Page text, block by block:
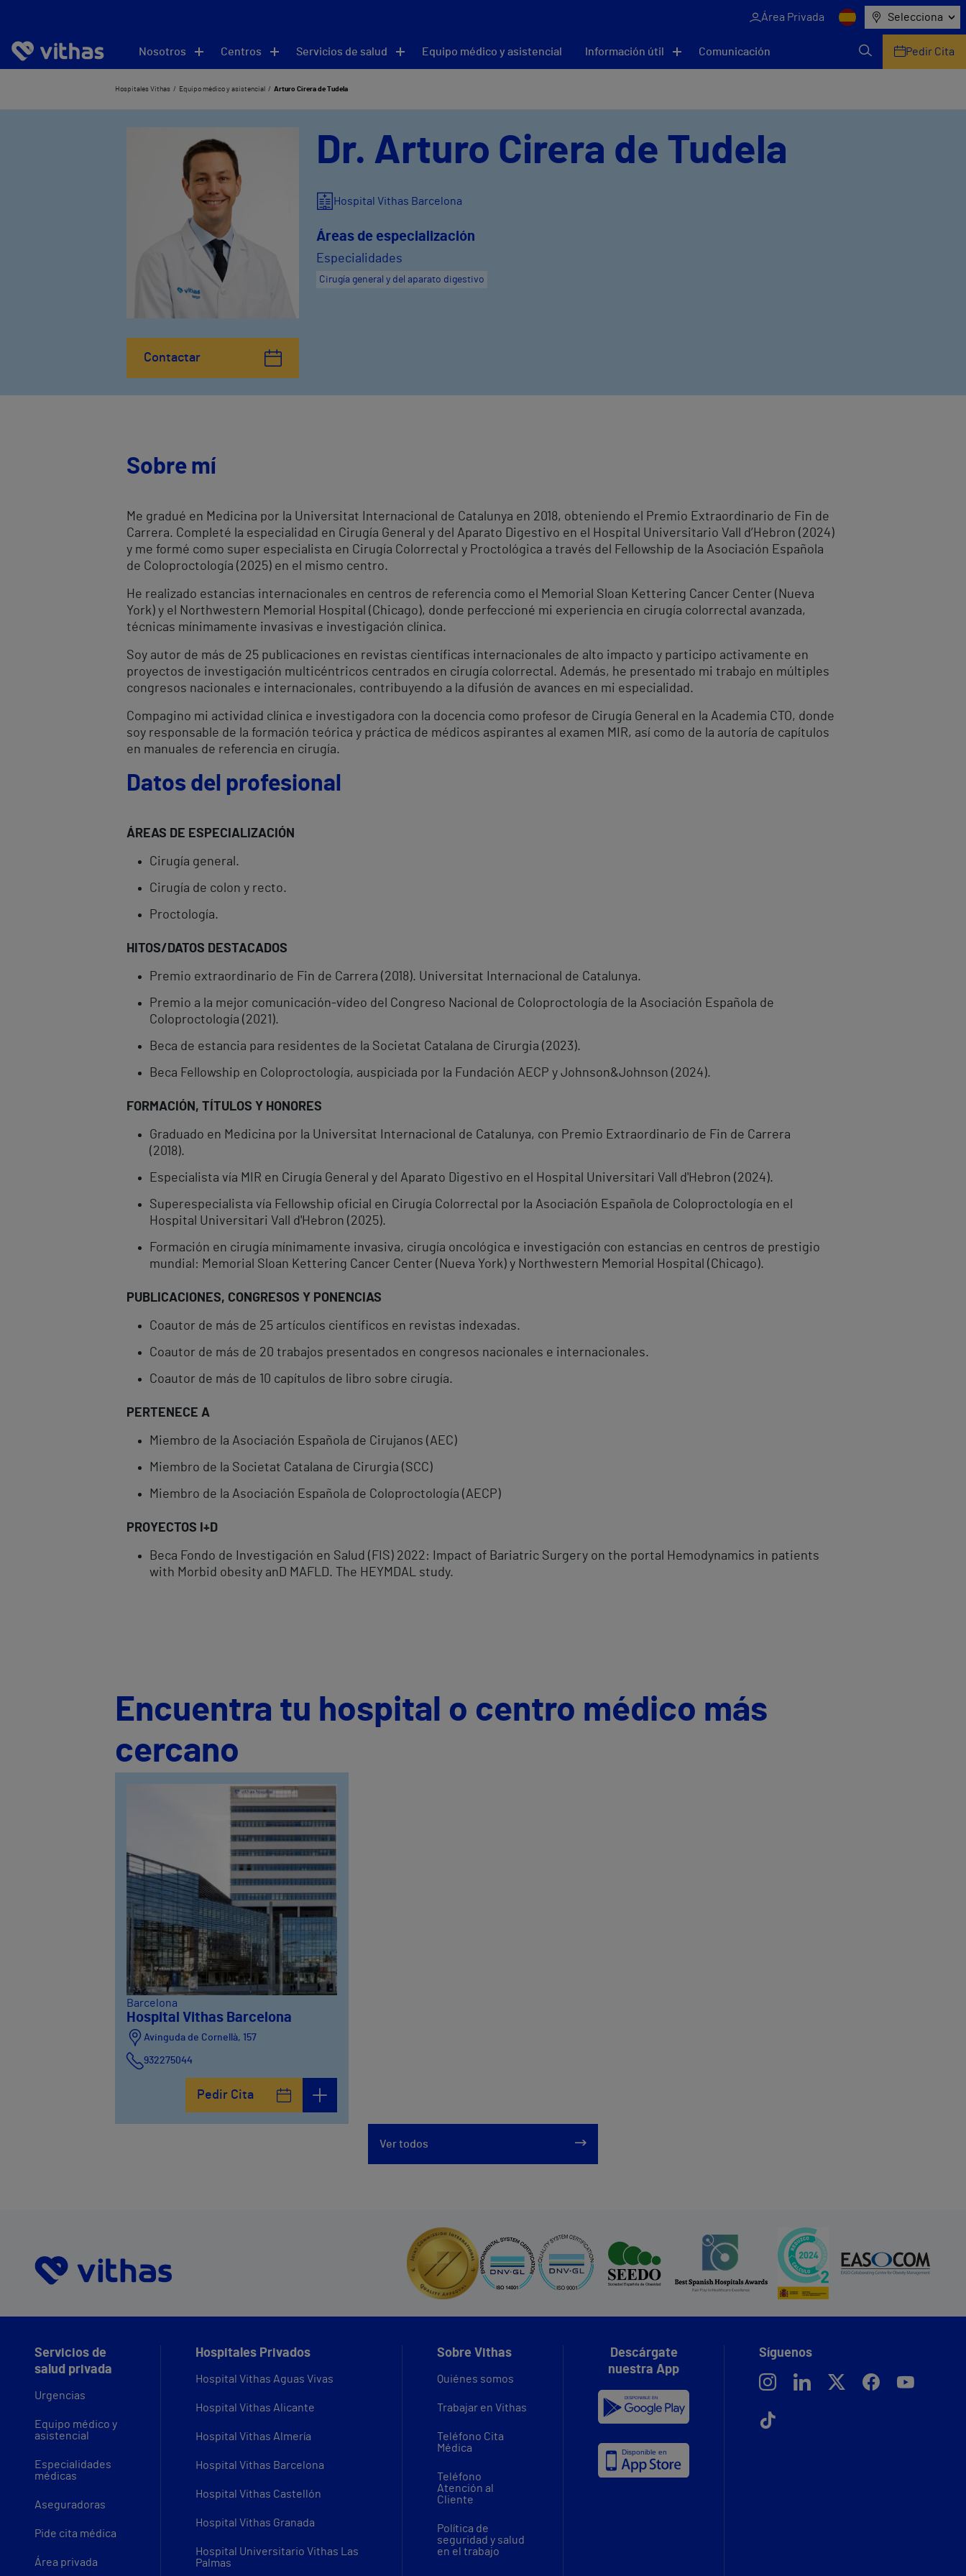
Área Privada Selecciona
Nosotros Centros Servicios de salud Equipo médico y asistencial Información útil Comunicación Pedir Cita
Hospitales Vithas Equipo médico y asistencial Arturo Cirera de Tudela
Contactar
Dr. Arturo Cirera de Tudela
Hospital Vithas Barcelona
Áreas de especialización
Especialidades
Cirugía general y del aparato digestivo
Sobre mí
Me gradué en Medicina por la Universitat Internacional de Catalunya en 2018, obteniendo el Premio Extraordinario de Fin de
Carrera. Completé la especialidad en Cirugía General y del Aparato Digestivo en el Hospital Universitario Vall d’Hebron (2024)
y me formé como super especialista en Cirugía Colorrectal y Proctológica a través del Fellowship de la Asociación Española
de Coloproctología (2025) en el mismo centro.
He realizado estancias internacionales en centros de referencia como el Memorial Sloan Kettering Cancer Center (Nueva
York) y el Northwestern Memorial Hospital (Chicago), donde perfeccioné mi experiencia en cirugía colorrectal avanzada,
técnicas mínimamente invasivas e investigación clínica.
Soy autor de más de 25 publicaciones en revistas científicas internacionales de alto impacto y participo activamente en
proyectos de investigación multicéntricos centrados en cirugía colorrectal. Además, he presentado mi trabajo en múltiples
congresos nacionales e internacionales, contribuyendo a la difusión de avances en mi especialidad.
Compagino mi actividad clínica e investigadora con la docencia como profesor de Cirugía General en la Academia CTO, donde
soy responsable de la formación teórica y práctica de médicos aspirantes al examen MIR, así como de la autoría de capítulos
en manuales de referencia en cirugía.
Datos del profesional
ÁREAS DE ESPECIALIZACIÓN
Cirugía general.
Cirugía de colon y recto.
Proctología.
HITOS/DATOS DESTACADOS
Premio extraordinario de Fin de Carrera (2018). Universitat Internacional de Catalunya.
Premio a la mejor comunicación-vídeo del Congreso Nacional de Coloproctología de la Asociación Española de
Coloproctología (2021).
Beca de estancia para residentes de la Societat Catalana de Cirurgia (2023).
Beca Fellowship en Coloproctología, auspiciada por la Fundación AECP y Johnson&Johnson (2024).
FORMACIÓN, TÍTULOS Y HONORES
Graduado en Medicina por la Universitat Internacional de Catalunya, con Premio Extraordinario de Fin de Carrera
(2018).
Especialista vía MIR en Cirugía General y del Aparato Digestivo en el Hospital Universitari Vall d'Hebron (2024).
Superespecialista vía Fellowship oficial en Cirugía Colorrectal por la Asociación Española de Coloproctología en el
Hospital Universitari Vall d'Hebron (2025).
Formación en cirugía mínimamente invasiva, cirugía oncológica e investigación con estancias en centros de prestigio
mundial: Memorial Sloan Kettering Cancer Center (Nueva York) y Northwestern Memorial Hospital (Chicago).
PUBLICACIONES, CONGRESOS Y PONENCIAS
Coautor de más de 25 artículos científicos en revistas indexadas.
Coautor de más de 20 trabajos presentados en congresos nacionales e internacionales.
Coautor de más de 10 capítulos de libro sobre cirugía.
PERTENECE A
Miembro de la Asociación Española de Cirujanos (AEC)
Miembro de la Societat Catalana de Cirurgia (SCC)
Miembro de la Asociación Española de Coloproctología (AECP)
PROYECTOS I+D
Beca Fondo de Investigación en Salud (FIS) 2022: Impact of Bariatric Surgery on the portal Hemodynamics in patients
with Morbid obesity anD MAFLD. The HEYMDAL study.
Encuentra tu hospital o centro médico más
cercano
Barcelona
Hospital Vithas Barcelona
Avinguda de Cornellà, 157
932275044
Pedir Cita
Ver todos
Servicios de
salud privada
Urgencias
Equipo médico y
asistencial
Especialidades
médicas
Aseguradoras
Pide cita médica
Área privada
Hospitales Privados
Hospital Vithas Aguas Vivas
Hospital Vithas Alicante
Hospital Vithas Almería
Hospital Vithas Barcelona
Hospital Vithas Castellón
Hospital Vithas Granada
Hospital Universitario Vithas Las
Palmas
Sobre Vithas
Quiénes somos
Trabajar en Vithas
Teléfono Cita
Médica
Teléfono
Atención al
Cliente
Política de
seguridad y salud
en el trabajo
Descárgate
nuestra App
Síguenos